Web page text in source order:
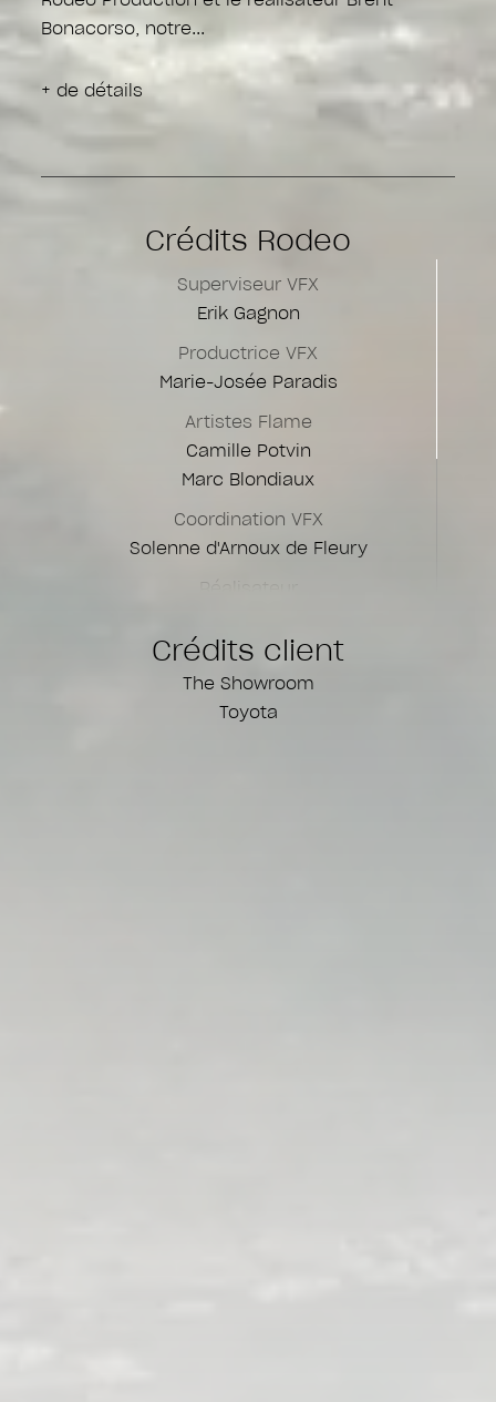
Bonacorso, notre
+ de détails
Crédits Rodeo
Superviseur VFX
Erik Gagnon
Productrice VFX
Marie-Josée Paradis
Artistes Flame
Camille Potvin
Marc Blondiaux
Coordination VFX
Solenne d'Arnoux de Fleury
Réalisateur
Production Exécutive
Guillaume Bilodeau
Coordination de Production
Crédits client
The Showroom
Toyota